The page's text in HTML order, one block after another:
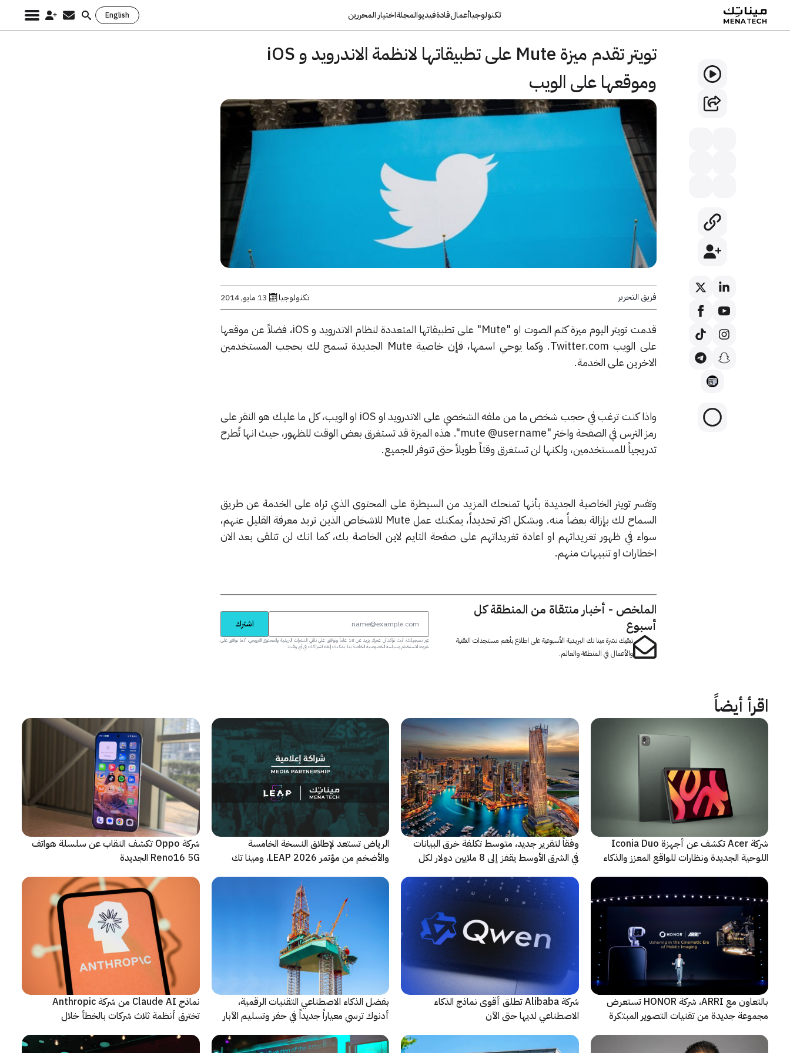
تكنولوجياأعمالقادةفيديوالمجلةاختيار المحررين English
Search
تويتر تقدم ميزة Mute على تطبيقاتها لانظمة الاندرويد و iOS
وموقعها على الويب
فريق التحرير تكنولوجيا 13 مايو, 2014
قدمت تويتر اليوم ميزة كتم الصوت او "Mute" على تطبيقاتها المتعددة لنظام الاندرويد و iOS، فضلاً عن موقعها
على الويب Twitter.com. وكما يوحي اسمها، فإن خاصية Mute الجديدة تسمح لك بحجب المستخدمين
الاخرين على الخدمة.
واذا كنت ترغب في حجب شخص ما من ملفه الشخصي على الاندرويد او iOS او الويب، كل ما عليك هو النقر على
رمز الترس في الصفحة واختر "mute @username". هذه الميزة قد تستغرق بعض الوقت للظهور، حيث انها تُطرح
تدريجياً للمستخدمين، ولكنها لن تستغرق وقتاً طويلاً حتى تتوفر للجميع.
وتفسر تويتر الخاصية الجديدة بأنها تمنحك المزيد من السيطرة على المحتوى الذي تراه على الخدمة عن طريق
السماح لك بإزالة بعضاً منه. وبشكل اكثر تحديداً، يمكنك عمل Mute للاشخاص الذين تريد معرفة القليل عنهم،
سواء في ظهور تغريداتهم او اعادة تغريداتهم على صفحة التايم لاين الخاصة بك، كما انك لن تتلقى بعد الان
اخطارات او تنبيهات منهم.
الملخص - أخبار منتقاة من المنطقة كل
أسبوع
تبقيك نشرة مينا تك البريدية الأسبوعية على اطلاع بأهم مستجدات التقنية
والأعمال في المنطقة والعالم.
اشترك
عبر تسجيلك، أنت تؤكد أن عمرك يزيد عن 18 عاماً وتوافق على تلقي النشرات البريدية والمحتوى الترويجي، كما توافق على
شروط الاستخدام وسياسة الخصوصية الخاصة بنا. يمكنك إلغاء اشتراكك في أي وقت.
اقرأ أيضاً
شركة Acer تكشف عن أجهزة Iconia Duo
اللوحية الجديدة ونظارات للواقع المعزز والذكاء
وفقاً لتقرير جديد، متوسط تكلفة خرق البيانات
في الشرق الأوسط يقفز إلى 8 ملايين دولار لكل
الرياض تستعد لإطلاق النسخة الخامسة
والأضخم من مؤتمر LEAP 2026، ومينا تك
شركة Oppo تكشف النقاب عن سلسلة هواتف
Reno16 5G الجديدة
بالتعاون مع ARRI، شركة HONOR تستعرض
مجموعة جديدة من تقنيات التصوير المبتكرة
شركة Alibaba تطلق أقوى نماذج الذكاء
الاصطناعي لديها حتى الآن
بفضل الذكاء الاصطناعي التقنيات الرقمية،
أدنوك ترسي معياراً جديداً في حفر وتسليم الآبار
نماذج Claude AI من شركة Anthropic
تخترق أنظمة ثلاث شركات بالخطأ خلال